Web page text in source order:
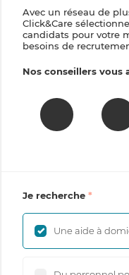
Avec un réseau de
Click&Care
candidats pour votre
besoins de
Nos conseillers vous
Je recherche
Une aide à